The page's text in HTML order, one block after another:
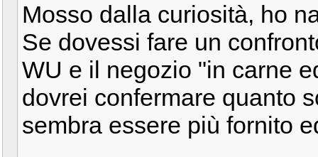
Mosso dalla curiosità, ho
Se dovessi fare un
WU e il negozio "in carne
dovrei confermare quanto
sembra essere più fornito